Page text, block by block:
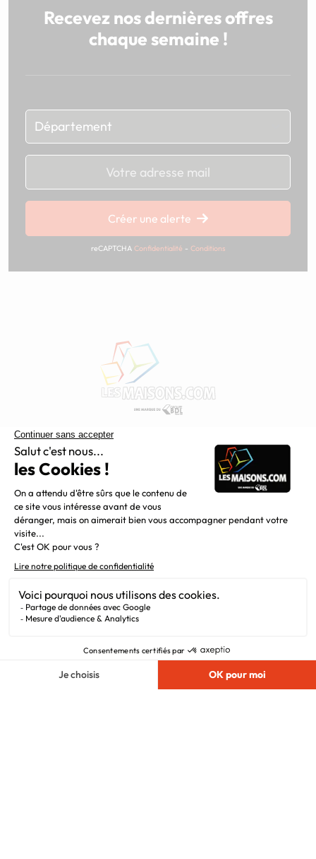
Recevez nos dernières offres
chaque semaine !
Chargement...
Créer une alerte
reCAPTCHA Confidentialité - Conditions
Constructeur de maisons individuelles, Maisons.com est une
filiale du Groupe BDL, leader de la construction dans le
grand nord de la France.
Liens utiles
Newsletter
Mentions légales
Plan du site
Chargement...